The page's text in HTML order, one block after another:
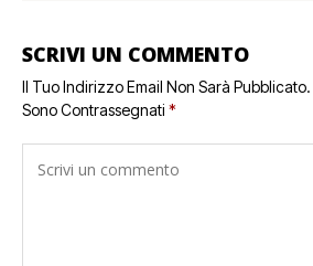
SCRIVI UN COMMENTO
Il Tuo Indirizzo Email Non Sarà Pubblicato.
Sono Contrassegnati *